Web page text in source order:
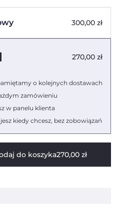
300,00 zł
270,00 zł
o kolejnych dostawach
zamówieniu
w panelu klienta
kiedy chcesz, bez zobowiązań
do koszyka270,00 zł